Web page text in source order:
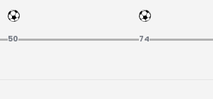
50 74